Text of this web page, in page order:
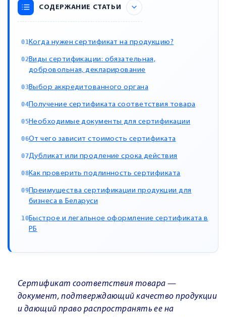
СОДЕРЖАНИЕ СТАТЬИ
Когда нужен сертификат на продукцию?
Виды сертификации: обязательная,
добровольная, декларирование
Выбор аккредитованного органа
Получение сертификата соответствия товара
Необходимые документы для сертификации
От чего зависит стоимость сертификата
Дубликат или продление срока действия
Как проверить подлинность сертификата
Преимущества сертификации продукции для
бизнеса в Беларуси
Быстрое и легальное оформление сертификата в
РБ
Сертификат соответствия товара —
документ, подтверждающий качество продукции
и дающий право распространять ее на